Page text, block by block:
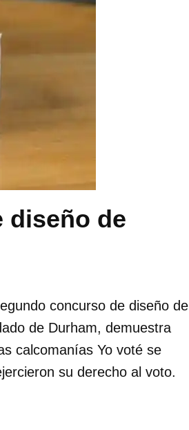
diseño de
concurso de diseño de
de Durham, demuestra
calcomanías Yo voté se
su derecho al voto.